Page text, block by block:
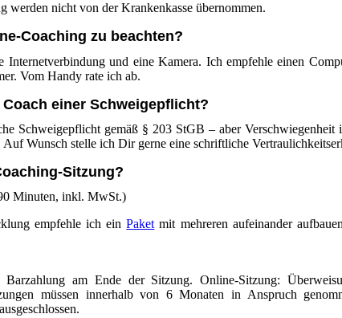
werden nicht von der Krankenkasse übernommen.
Coaching zu beachten?
Internetverbindung und eine Kamera. Ich empfehle einen
Vom Handy rate ich ab.
einer Schweigepflicht?
Schweigepflicht gemäß § 203 StGB – aber Verschwiegenheit
Wunsch stelle ich Dir gerne eine schriftliche
Sitzung?
Minuten, inkl. MwSt.)
empfehle ich einPaket mit mehreren aufeinander
am Ende der Sitzung. Online-Sitzung:
müssen innerhalb von 6 Monaten in Anspruch